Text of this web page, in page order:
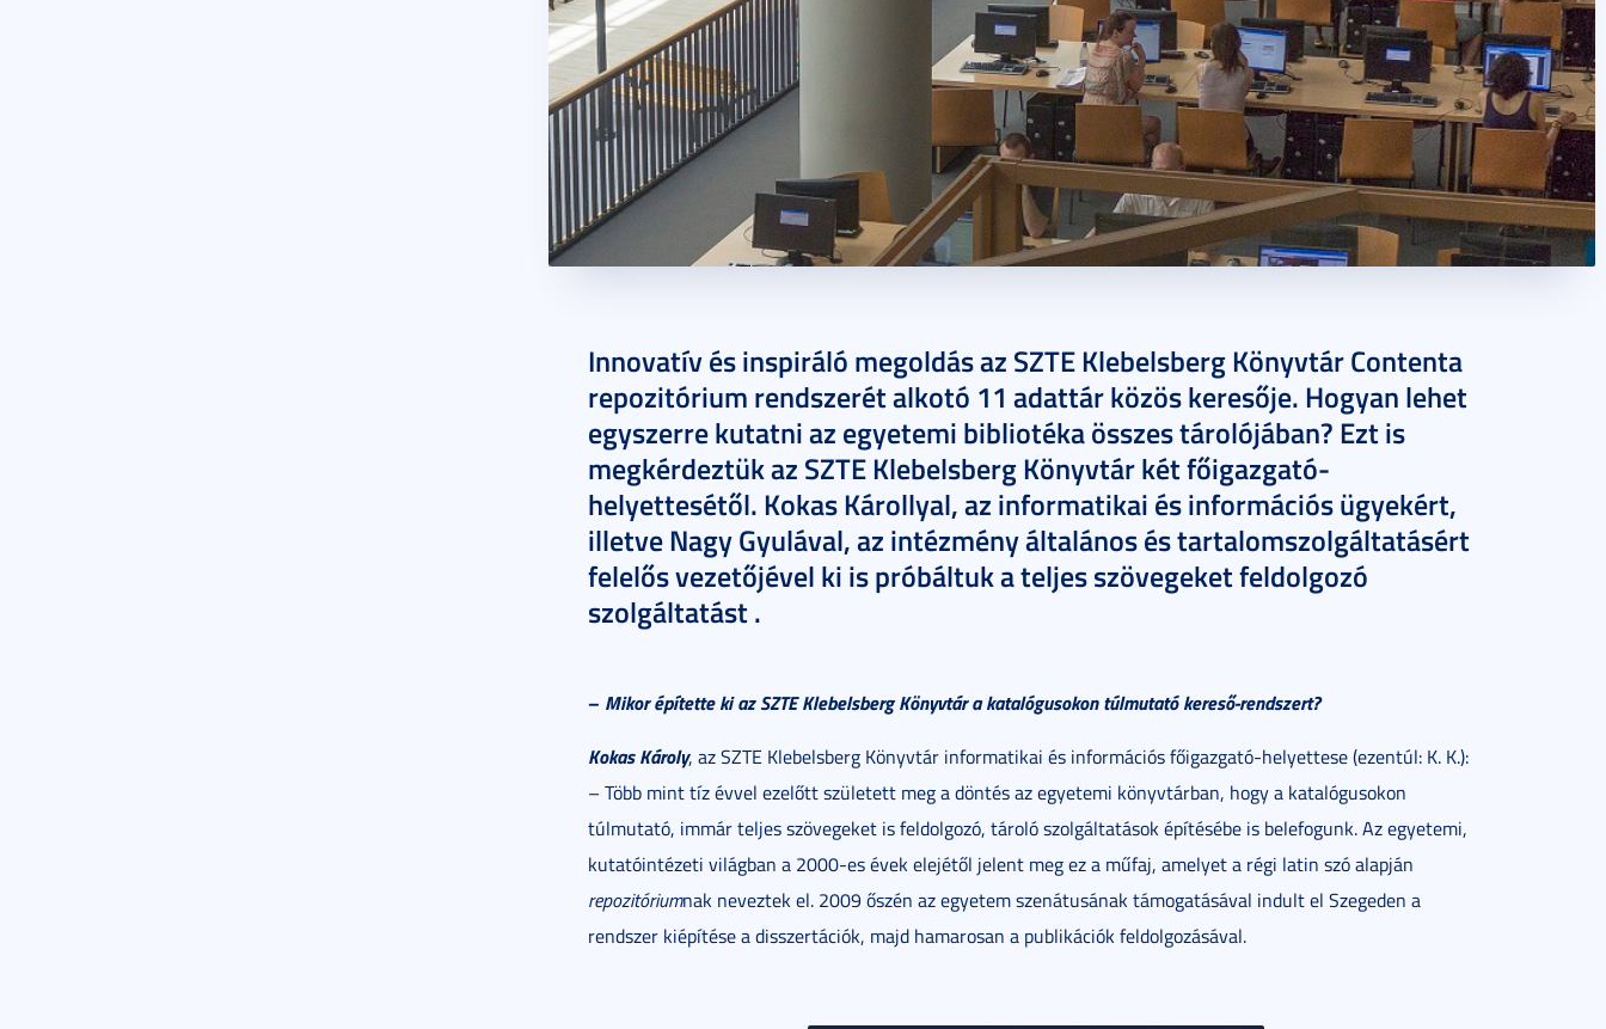
Innovatív és inspiráló megoldás az SZTE Klebelsberg Könyvtár Contenta
repozitórium rendszerét alkotó 11 adattár közös keresője. Hogyan lehet
egyszerre kutatni az egyetemi bibliotéka összes tárolójában? Ezt is
megkérdeztük az SZTE Klebelsberg Könyvtár két főigazgató-
helyettesétől. Kokas Károllyal, az informatikai és információs ügyekért,
illetve Nagy Gyulával, az intézmény általános és tartalomszolgáltatásért
felelős vezetőjével ki is próbáltuk a teljes szövegeket feldolgozó
szolgáltatást .
– Mikor építette ki az SZTE Klebelsberg Könyvtár a katalógusokon túlmutató kereső-rendszert?
Kokas Károly, az SZTE Klebelsberg Könyvtár informatikai és információs főigazgató-helyettese (ezentúl: K. K.):
– Több mint tíz évvel ezelőtt született meg a döntés az egyetemi könyvtárban, hogy a katalógusokon
túlmutató, immár teljes szövegeket is feldolgozó, tároló szolgáltatások építésébe is belefogunk. Az egyetemi,
kutatóintézeti világban a 2000-es évek elejétől jelent meg ez a műfaj, amelyet a régi latin szó alapján
repozitóriumnak neveztek el. 2009 őszén az egyetem szenátusának támogatásával indult el Szegeden a
rendszer kiépítése a disszertációk, majd hamarosan a publikációk feldolgozásával.